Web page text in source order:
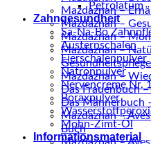
Mazdaznan –
Mazdaznan –
Mazdaznan –
Mazdaznan –
Gesundheitspflege
Mazdaznan –
Das Frauenbuch
Das Männerbuch
Mazdaznan –
Buch
Petrolatum
Zahngesundheit
Sa-Na-Bo
Austernschalen
Eierschalenpulver
Natronpulver
Nervencreme Nr.
Boraxpulver
Mohn-Zimt-Öl
Informationsmaterial